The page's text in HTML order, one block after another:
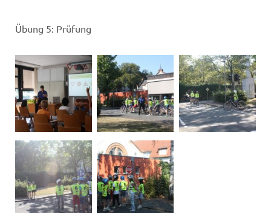
Übung 5: Prüfung